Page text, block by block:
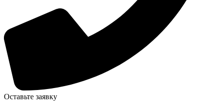
Оставьте заявку